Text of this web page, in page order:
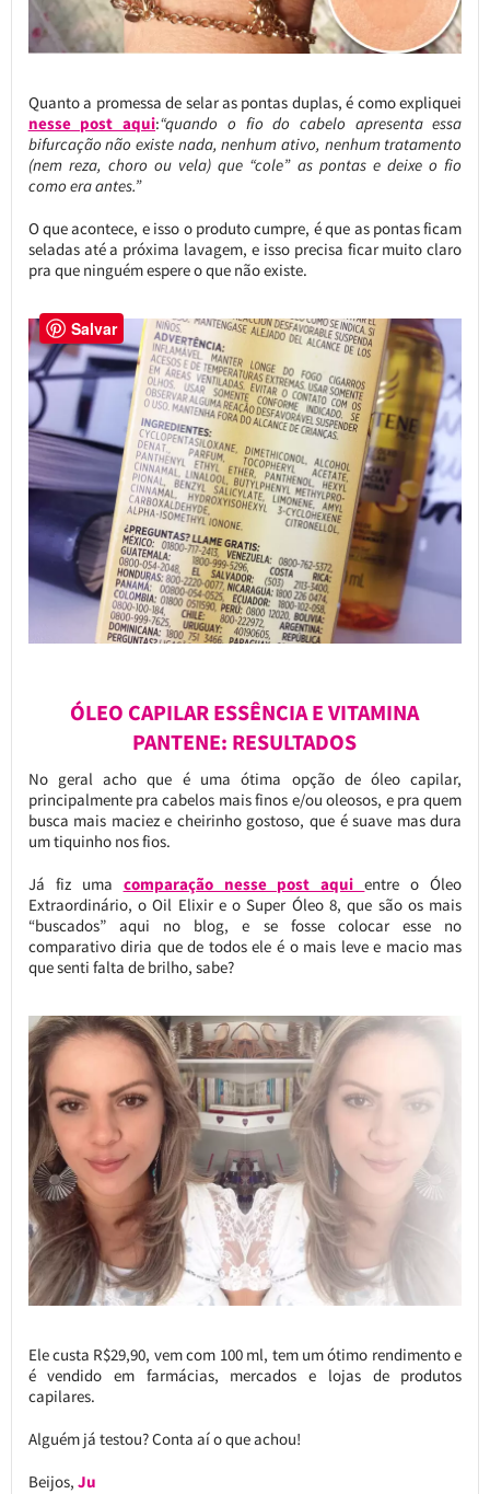
Quanto a promessa de selar as pontas duplas, é como expliquei
nesse post aqui:“quando o fio do cabelo apresenta essa
bifurcação não existe nada, nenhum ativo, nenhum tratamento
(nem reza, choro ou vela) que “cole” as pontas e deixe o fio
como era antes.”
O que acontece, e isso o produto cumpre, é que as pontas ficam
seladas até a próxima lavagem, e isso precisa ficar muito claro
pra que ninguém espere o que não existe.
ÓLEO CAPILAR ESSÊNCIA E VITAMINA
PANTENE: RESULTADOS
No geral acho que é uma ótima opção de óleo capilar,
principalmente pra cabelos mais finos e/ou oleosos, e pra quem
busca mais maciez e cheirinho gostoso, que é suave mas dura
um tiquinho nos fios.
Já fiz uma comparação nesse post aquientre o Óleo
Extraordinário, o Oil Elixir e o Super Óleo 8, que são os mais
“buscados” aqui no blog, e se fosse colocar esse no
comparativo diria que de todos ele é o mais leve e macio mas
que senti falta de brilho, sabe?
Ele custa R$29,90, vem com 100 ml, tem um ótimo rendimento e
é vendido em farmácias, mercados e lojas de produtos
capilares.
Alguém já testou? Conta aí o que achou!
Beijos, Ju
Salvar